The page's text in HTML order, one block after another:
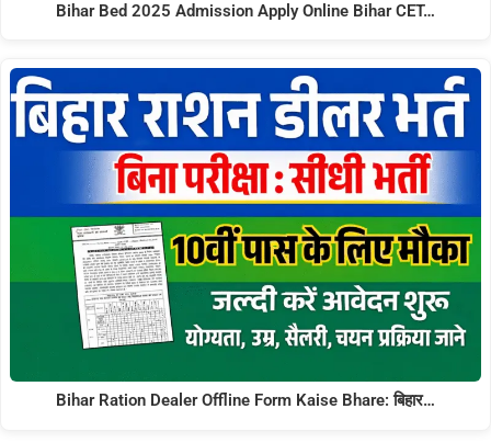
Bihar Bed 2025 Admission Apply Online Bihar CET…
Bihar Ration Dealer Offline Form Kaise Bhare: बिहार…